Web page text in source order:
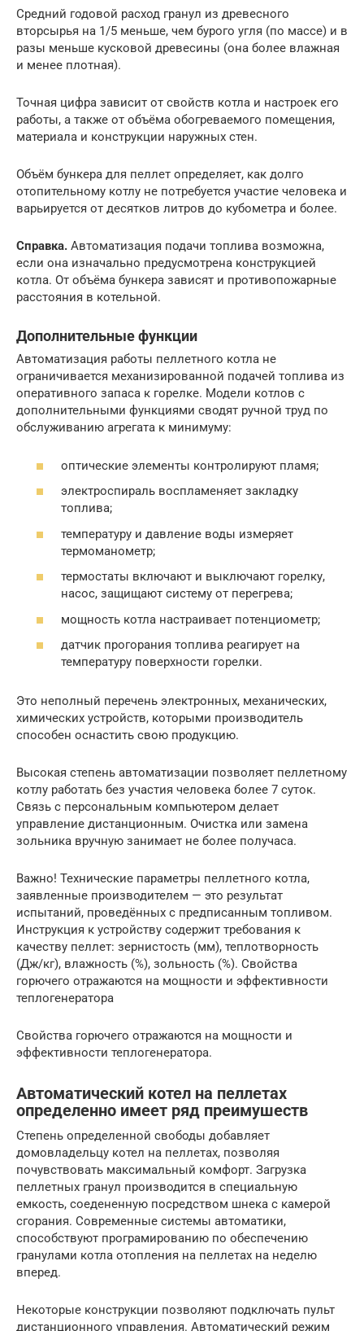
Средний годовой расход гранул из древесного
вторсырья на 1/5 меньше, чем бурого угля (по массе) и в
разы меньше кусковой древесины (она более влажная
и менее плотная).
Точная цифра зависит от свойств котла и настроек его
работы, а также от объёма обогреваемого помещения,
материала и конструкции наружных стен.
Объём бункера для пеллет определяет, как долго
отопительному котлу не потребуется участие человека и
варьируется от десятков литров до кубометра и более.
Справка. Автоматизация подачи топлива возможна,
если она изначально предусмотрена конструкцией
котла. От объёма бункера зависят и противопожарные
расстояния в котельной.
Дополнительные функции
Автоматизация работы пеллетного котла не
ограничивается механизированной подачей топлива из
оперативного запаса к горелке. Модели котлов с
дополнительными функциями сводят ручной труд по
обслуживанию агрегата к минимуму:
оптические элементы контролируют пламя;
электроспираль воспламеняет закладку
топлива;
температуру и давление воды измеряет
термоманометр;
термостаты включают и выключают горелку,
насос, защищают систему от перегрева;
мощность котла настраивает потенциометр;
датчик прогорания топлива реагирует на
температуру поверхности горелки.
Это неполный перечень электронных, механических,
химических устройств, которыми производитель
способен оснастить свою продукцию.
Высокая степень автоматизации позволяет пеллетному
котлу работать без участия человека более 7 суток.
Связь с персональным компьютером делает
управление дистанционным. Очистка или замена
зольника вручную занимает не более получаса.
Важно! Технические параметры пеллетного котла,
заявленные производителем — это результат
испытаний, проведённых с предписанным топливом.
Инструкция к устройству содержит требования к
качеству пеллет: зернистость (мм), теплотворность
(Дж/кг), влажность (%), зольность (%). Свойства
горючего отражаются на мощности и эффективности
теплогенератора
Свойства горючего отражаются на мощности и
эффективности теплогенератора.
Автоматический котел на пеллетах
определенно имеет ряд преимушеств
Степень определенной свободы добавляет
домовладельцу котел на пеллетах, позволяя
почувствовать максимальный комфорт. Загрузка
пеллетных гранул производится в специальную
емкость, соедененную посредством шнека с камерой
сгорания. Современные системы автоматики,
способствуют програмированию по обеспечению
гранулами котла отопления на пеллетах на неделю
вперед.
Некоторые конструкции позволяют подключать пульт
дистанционного управления. Автоматический режим